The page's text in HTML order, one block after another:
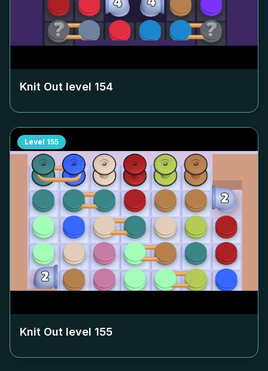
Knit Out level 154
Level 155
Knit Out level 155